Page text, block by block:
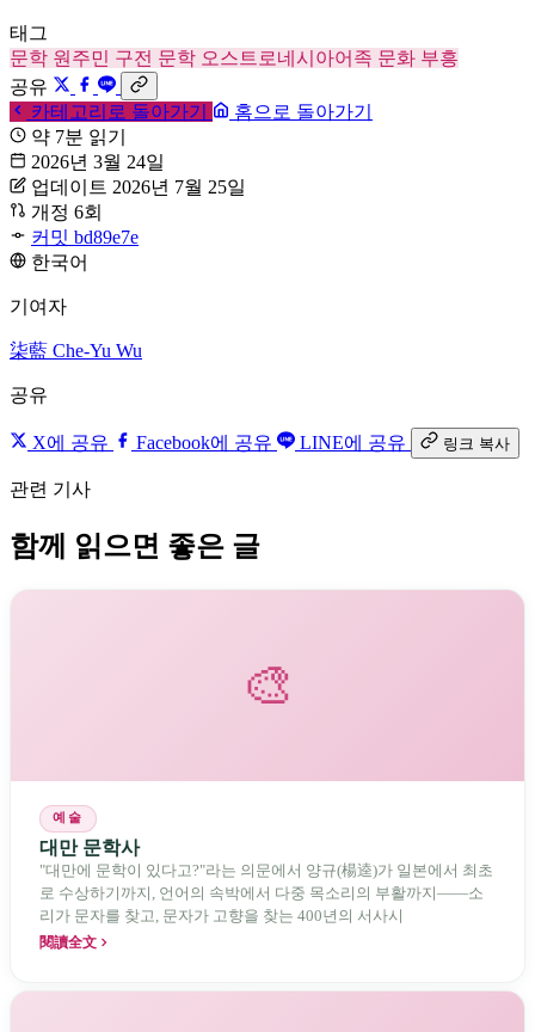
태그
문학 원주민 구전 문학 오스트로네시아어족 문화 부흥
공유
카테고리로 돌아가기
홈으로 돌아가기
약 7분 읽기
2026년 3월 24일
업데이트 2026년 7월 25일
개정 6회
커밋 bd89e7e
한국어
기여자
柒藍 Che-Yu Wu
공유
X에 공유 Facebook에 공유 LINE에 공유 링크 복사
관련 기사
함께 읽으면 좋은 글
🎨
예술
대만 문학사
"대만에 문학이 있다고?"라는 의문에서 양규(楊逵)가 일본에서 최초
로 수상하기까지, 언어의 속박에서 다중 목소리의 부활까지——소
리가 문자를 찾고, 문자가 고향을 찾는 400년의 서사시
閱讀全文